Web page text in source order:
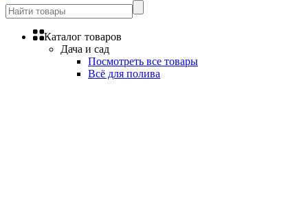
Каталог товаров
Дача и сад
Посмотреть все товары
Всё для полива